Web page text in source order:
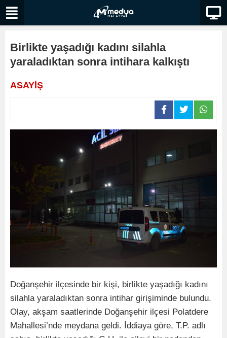
Birlikte yaşadığı kadını silahla
yaraladıktan sonra intihara kalkıştı
ASAYİŞ
Doğanşehir ilçesinde bir kişi, birlikte yaşadığı kadını
silahla yaraladıktan sonra intihar girişiminde bulundu.
Olay, akşam saatlerinde Doğanşehir ilçesi Polatdere
Mahallesi’nde meydana geldi. İddiaya göre, T.P. adlı